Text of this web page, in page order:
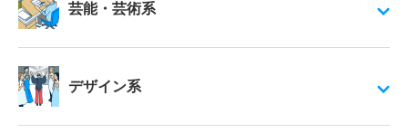
芸能・芸術系
デザイン系